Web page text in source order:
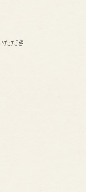
ただき